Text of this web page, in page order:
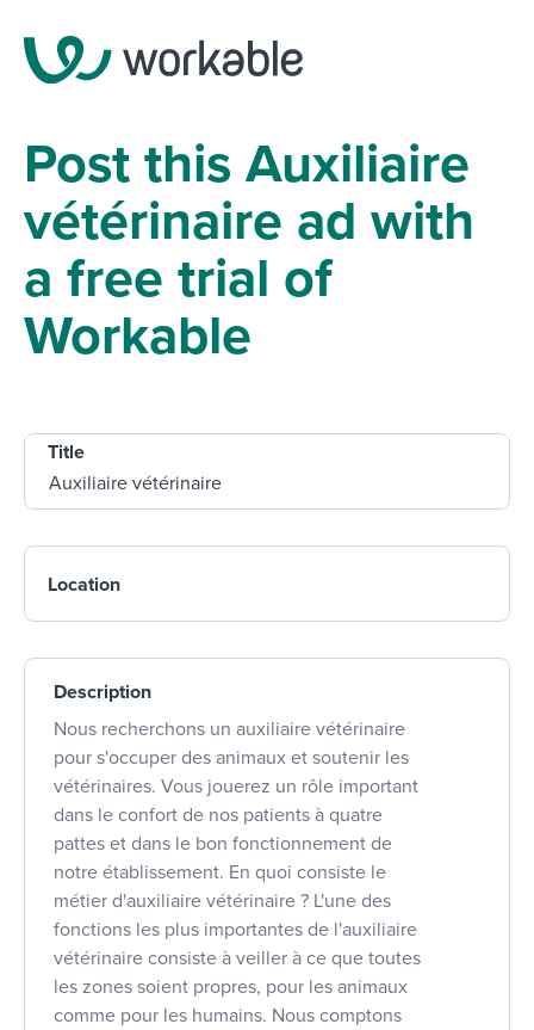
Post this Auxiliaire
vétérinaire ad with
a free trial of
Workable
Title
Location
Description
Nous recherchons un auxiliaire vétérinaire
pour s'occuper des animaux et soutenir les
vétérinaires. Vous jouerez un rôle important
dans le confort de nos patients à quatre
pattes et dans le bon fonctionnement de
notre établissement. En quoi consiste le
métier d'auxiliaire vétérinaire ? L'une des
fonctions les plus importantes de l'auxiliaire
vétérinaire consiste à veiller à ce que toutes
les zones soient propres, pour les animaux
comme pour les humains. Nous comptons